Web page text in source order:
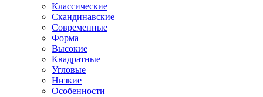
Классические
Скандинавские
Современные
Форма
Высокие
Квадратные
Угловые
Низкие
Особенности